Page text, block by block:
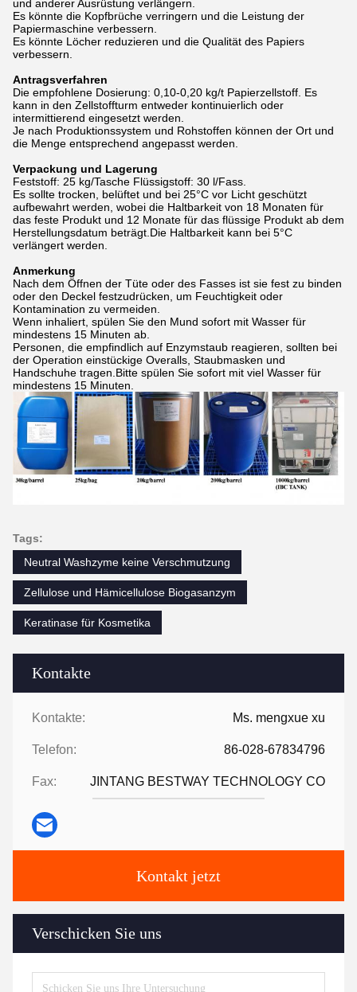
Kontakte
Kontakte: Ms. mengxue xu
Telefon: 86-028-67834796
Fax: JINTANG BESTWAY TECHNOLOGY CO
Kontakt jetzt
Verschicken Sie uns
und anderer Ausrüstung verlängern.
Es könnte die Kopfbrüche verringern und die Leistung der
Papiermaschine verbessern.
Es könnte Löcher reduzieren und die Qualität des Papiers
verbessern.
Antragsverfahren
Die empfohlene Dosierung: 0,10-0,20 kg/t Papierzellstoff. Es
kann in den Zellstoffturm entweder kontinuierlich oder
intermittierend eingesetzt werden.
Je nach Produktionssystem und Rohstoffen können der Ort und
die Menge entsprechend angepasst werden.
Verpackung und Lagerung
Feststoff: 25 kg/Tasche Flüssigstoff: 30 l/Fass.
Es sollte trocken, belüftet und bei 25°C vor Licht geschützt
aufbewahrt werden, wobei die Haltbarkeit von 18 Monaten für
das feste Produkt und 12 Monate für das flüssige Produkt ab dem
Herstellungsdatum beträgt.Die Haltbarkeit kann bei 5°C
verlängert werden.
Anmerkung
Nach dem Öffnen der Tüte oder des Fasses ist sie fest zu binden
oder den Deckel festzudrücken, um Feuchtigkeit oder
Kontamination zu vermeiden.
Wenn inhaliert, spülen Sie den Mund sofort mit Wasser für
mindestens 15 Minuten ab.
Personen, die empfindlich auf Enzymstaub reagieren, sollten bei
der Operation einstückige Overalls, Staubmasken und
Handschuhe tragen.Bitte spülen Sie sofort mit viel Wasser für
mindestens 15 Minuten.
Tags:
Neutral Washzyme keine Verschmutzung
Zellulose und Hämicellulose Biogasanzym
Keratinase für Kosmetika